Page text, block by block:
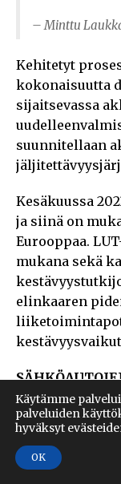
– Minttu
Kehitetyt
kokonaisuutta
sijaitsevassa
suunnitellaan
Kesäkuussa
ja siinä on
Eurooppaa.
mukana sekä
elinkaaren
”Jos
Käytämme
palveluiden
hyväksyt
OK